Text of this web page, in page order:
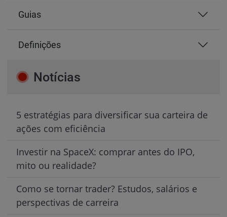
Guias
Definições
Notícias
5 estratégias para diversificar sua carteira de
ações com eficiência
Investir na SpaceX: comprar antes do IPO,
mito ou realidade?
Como se tornar trader? Estudos, salários e
perspectivas de carreira